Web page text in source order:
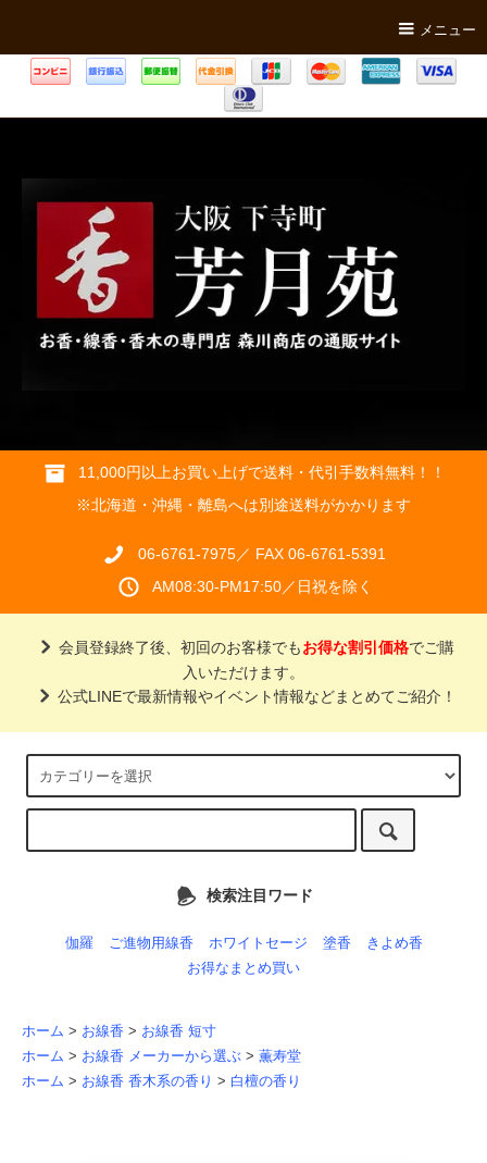
メニュー
11,000円以上お買い上げで送料・代引手数料無料！！
※北海道・沖縄・離島へは別途送料がかかります
06-6761-7975／ FAX 06-6761-5391
AM08:30-PM17:50／日祝を除く
会員登録終了後、初回のお客様でもお得な割引価格でご購
入いただけます。
公式LINEで最新情報やイベント情報などまとめてご紹介！
検索注目ワード
伽羅 ご進物用線香 ホワイトセージ 塗香
きよめ香
お得なまとめ買い
ホーム > お線香 > お線香 短寸
ホーム > お線香 メーカーから選ぶ > 薫寿堂
ホーム > お線香 香木系の香り > 白檀の香り